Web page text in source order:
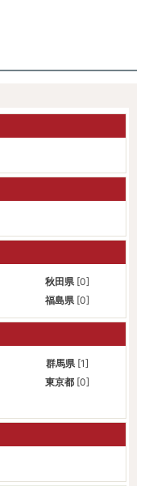
秋田県 [0]
福島県 [0]
群馬県 [1]
東京都 [0]